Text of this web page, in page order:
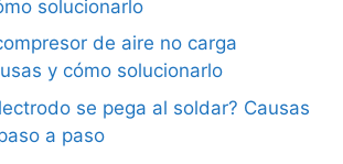
solucionarlo
de aire no carga
y cómo solucionarlo
se pega al soldar? Causas
a paso